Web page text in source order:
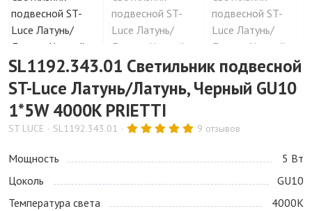
SL1192.343.01 Светильник подвесной
ST-Luce Латунь/Латунь, Черный GU10
1*5W 4000K PRIETTI
ST LUCE SL1192.343.01 9 отзывов
Мощность
5 Bт
Цоколь
GU10
Температура света
4000K